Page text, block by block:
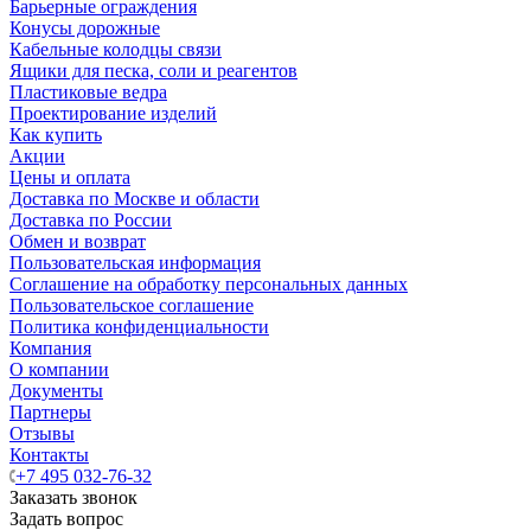
Барьерные ограждения
Конусы дорожные
Кабельные колодцы связи
Ящики для песка, соли и реагентов
Пластиковые ведра
Проектирование изделий
Как купить
Акции
Цены и оплата
Доставка по Москве и области
Доставка по России
Обмен и возврат
Пользовательская информация
Соглашение на обработку персональных данных
Пользовательское соглашение
Политика конфиденциальности
Компания
О компании
Документы
Партнеры
Отзывы
Контакты
+7 495 032-76-32
Заказать звонок
Задать вопрос